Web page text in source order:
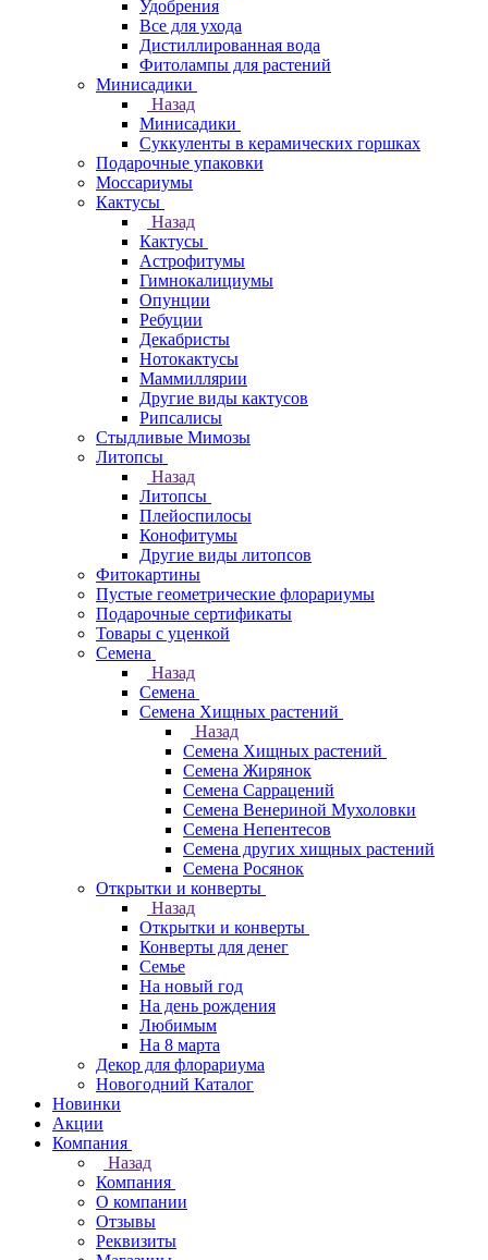
Удобрения
Все для ухода
Дистиллированная вода
Фитолампы для растений
Минисадики
Назад
Минисадики
Суккуленты в керамических горшках
Подарочные упаковки
Моссариумы
Кактусы
Назад
Кактусы
Астрофитумы
Гимнокалициумы
Опунции
Ребуции
Декабристы
Нотокактусы
Маммиллярии
Другие виды кактусов
Рипсалисы
Стыдливые Мимозы
Литопсы
Назад
Литопсы
Плейоспилосы
Конофитумы
Другие виды литопсов
Фитокартины
Пустые геометрические флорариумы
Подарочные сертификаты
Товары с уценкой
Семена
Назад
Семена
Семена Хищных растений
Назад
Семена Хищных растений
Семена Жирянок
Семена Саррацений
Семена Венериной Мухоловки
Семена Непентесов
Семена других хищных растений
Семена Росянок
Открытки и конверты
Назад
Открытки и конверты
Конверты для денег
Семье
На новый год
На день рождения
Любимым
На 8 марта
Декор для флорариума
Новогодний Каталог
Новинки
Акции
Компания
Назад
Компания
О компании
Отзывы
Реквизиты